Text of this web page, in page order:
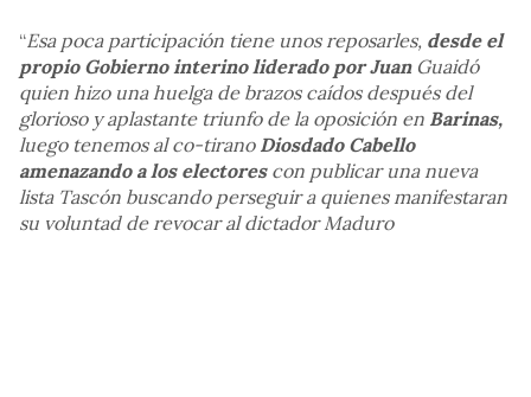
“Esa poca participación tiene unos reposarles, desde el
propio Gobierno interino liderado por Juan Guaidó
quien hizo una huelga de brazos caídos después del
glorioso y aplastante triunfo de la oposición en Barinas,
luego tenemos al co-tirano Diosdado Cabello
amenazando a los electorescon publicar una nueva
lista Tascón buscando perseguir a quienes manifestaran
su voluntad de revocar al dictador Maduro